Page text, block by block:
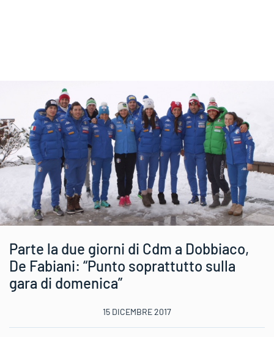
Parte la due giorni di Cdm a Dobbiaco,
De Fabiani: “Punto soprattutto sulla
gara di domenica”
15 DICEMBRE 2017